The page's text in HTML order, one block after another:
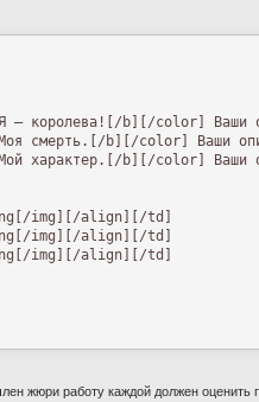
королева![/b][/color] Ваши
смерть.[/b][/color] Ваши
характер.[/b][/color] Ваши
img][/align][/td]
img][/align][/td]
img][/align][/td]
жюри работу каждой должен